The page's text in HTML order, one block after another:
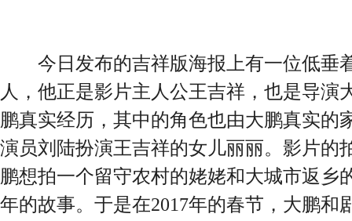
今日发布的吉祥版海报上有一位低垂
人，他正是影片主人公王吉祥，也是导演
鹏真实经历，其中的角色也由大鹏真实的
演员刘陆扮演王吉祥的女儿丽丽。影片的
鹏想拍一个留守农村的姥姥和大城市返乡
年的故事。于是在2017年的春节，大鹏和